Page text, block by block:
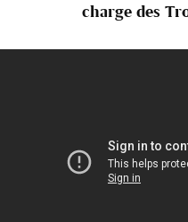
charge des